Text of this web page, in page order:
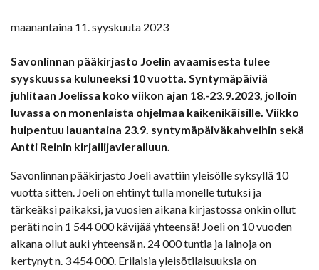
maanantaina 11. syyskuuta 2023
Savonlinnan pääkirjasto Joelin avaamisesta tulee
syyskuussa kuluneeksi 10 vuotta. Syntymäpäiviä
juhlitaan Joelissa koko viikon ajan 18.-23.9.2023, jolloin
luvassa on monenlaista ohjelmaa kaikenikäisille. Viikko
huipentuu lauantaina 23.9. syntymäpäiväkahveihin sekä
Antti Reinin kirjailijavierailuun.
Savonlinnan pääkirjasto Joeli avattiin yleisölle syksyllä 10
vuotta sitten. Joeli on ehtinyt tulla monelle tutuksi ja
tärkeäksi paikaksi, ja vuosien aikana kirjastossa onkin ollut
peräti noin 1 544 000 kävijää yhteensä! Joeli on 10 vuoden
aikana ollut auki yhteensä n. 24 000 tuntia ja lainoja on
kertynyt n. 3 454 000. Erilaisia yleisötilaisuuksia on